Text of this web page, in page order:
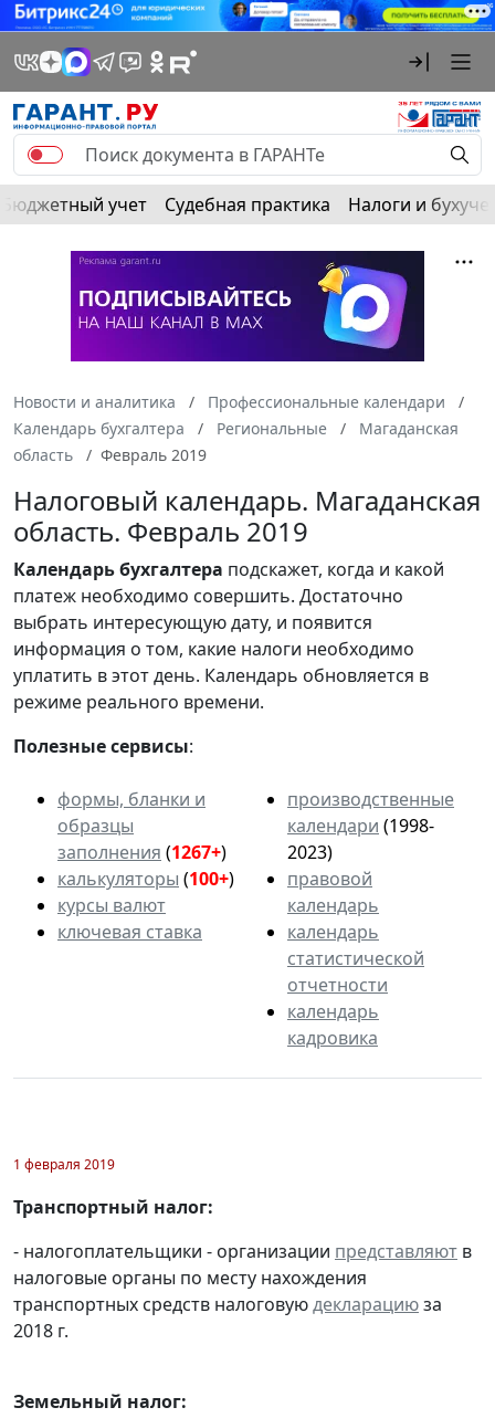
Бюджетный учет Судебная практика Налоги и
Новости и аналитика
Профессиональные календари
Календарь бухгалтера
Региональные
Магаданская
область
Февраль 2019
Налоговый календарь. Магаданская
область. Февраль 2019
Календарьбухгалтера подскажет, когда и какой
платеж необходимо совершить. Достаточно
выбрать интересующую дату, и появится
информация о том, какие налоги необходимо
уплатить в этот день. Календарь обновляется в
режиме реального времени.
Полезные сервисы:
формы, бланки и
образцы
заполнения (1267+)
калькуляторы (100+)
курсы валют
ключевая ставка
производственные
календари (1998-
2023)
правовой
календарь
календарь
статистической
отчетности
календарь
кадровика
1 февраля 2019
Транспортный налог:
- налогоплательщики - организации представляют в
налоговые органы по месту нахождения
транспортных средств налоговуюдекларациюза
2018 г.
Земельный налог: